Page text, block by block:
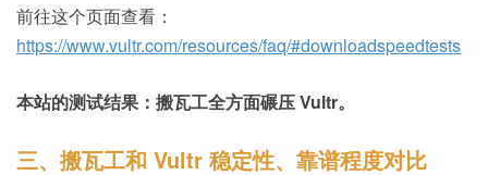
前往这个页面查看：
https://www.vultr.com/resources/faq/#downloadspeedtests
本站的测试结果：搬瓦工全方面碾压 Vultr。
三、搬瓦工和 Vultr 稳定性、靠谱程度对比